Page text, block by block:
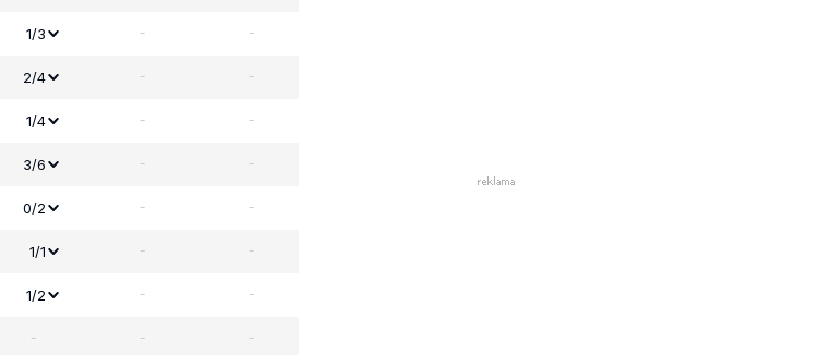
1/3 - -
2/4 - -
1/4 - -
3/6 - -
0/2 - -
1/1 - -
1/2 - -
- - -